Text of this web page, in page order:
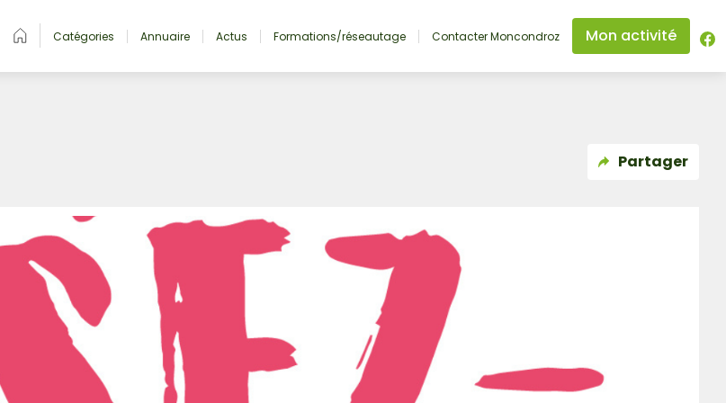
Catégories Annuaire Actus Formations/réseautage Contacter Moncondroz Mon activité
Partager